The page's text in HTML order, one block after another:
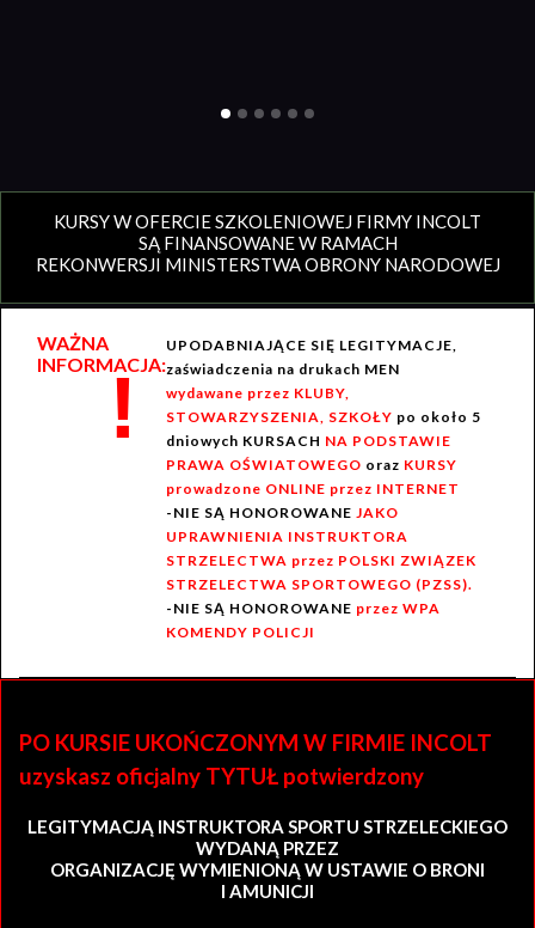
KURSY W OFERCIE SZKOLENIOWEJ FIRMY INCOLT
SĄ FINANSOWANE W RAMACH
REKONWERSJI MINISTERSTWA OBRONY NARODOWEJ
WAŻNA
INFORMACJA:
!
UPODABNIAJĄCE SIĘ LEGITYMACJE,
zaświadczenia na drukach MEN
wydawane przez KLUBY,
STOWARZYSZENIA, SZKOŁY po około 5
dniowych KURSACH NA PODSTAWIE
PRAWA OŚWIATOWEGO oraz KURSY
prowadzone ONLINE przez INTERNET
-NIE SĄ HONOROWANE JAKO
UPRAWNIENIA INSTRUKTORA
STRZELECTWA przez POLSKI ZWIĄZEK
STRZELECTWA SPORTOWEGO (PZSS).
-NIE SĄ HONOROWANE przez WPA
KOMENDY POLICJI
PO KURSIE UKOŃCZONYM W FIRMIE INCOLT
uzyskasz oficjalny TYTUŁ potwierdzony
LEGITYMACJĄ INSTRUKTORA SPORTU STRZELECKIEGO
WYDANĄ PRZEZ
ORGANIZACJĘ WYMIENIONĄ W USTAWIE O BRONI
I AMUNICJI